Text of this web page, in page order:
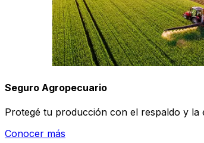
Seguro Agropecuario
Protegé tu producción con el respaldo y la
Conocer más